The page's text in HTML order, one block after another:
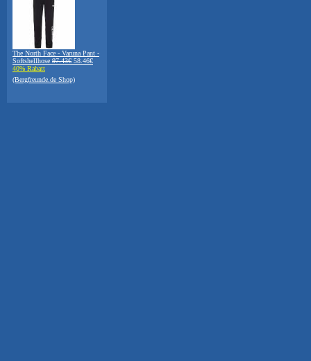
The North Face - Varuna Pant -
Softshellhose 97.43€ 58.46€
40% Rabatt
(Bergfreunde.de Shop)